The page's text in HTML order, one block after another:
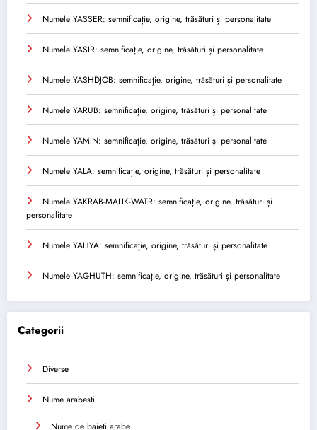
Numele YASSER: semnificație, origine, trăsături și personalitate
Numele YASIR: semnificație, origine, trăsături și personalitate
Numele YASHDJOB: semnificație, origine, trăsături și personalitate
Numele YARUB: semnificație, origine, trăsături și personalitate
Numele YAMIN: semnificație, origine, trăsături și personalitate
Numele YALA: semnificație, origine, trăsături și personalitate
Numele YAKRAB-MALIK-WATR: semnificație, origine, trăsături și
personalitate
Numele YAHYA: semnificație, origine, trăsături și personalitate
Numele YAGHUTH: semnificație, origine, trăsături și personalitate
Categorii
Diverse
Nume arabesti
Nume de baieti arabe